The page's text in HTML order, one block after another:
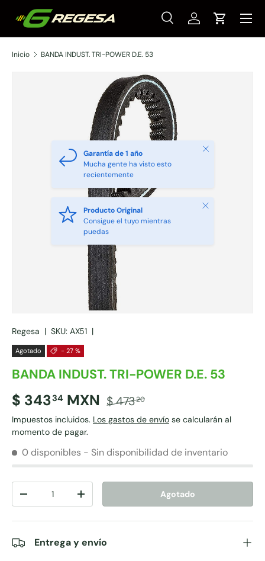
Ir al contenido
Buscar
Tipo de producto
BuscarIniciar sesión
Carrito
Menú
Inicio BANDA INDUST. TRI-POWER D.E. 53
Garantía de 1 año
Mucha gente ha visto esto
recientemente
Cerrar
Producto Original
Consigue el tuyo mientras
puedas
Cerrar
Regesa | SKU: AX51 |
Agotado - 27 %
BANDA INDUST. TRI-POWER D.E. 53
$ 34334 MXN $ 47320
Impuestos incluidos. Los gastos de envío se calcularán al
momento de pagar.
0 disponibles - Sin disponibilidad de inventario
-
+ Agotado
Entrega y envío